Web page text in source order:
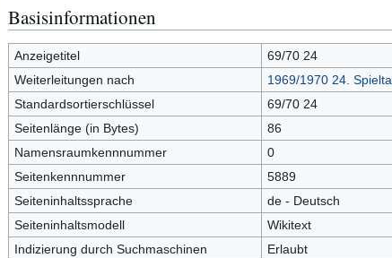
Basisinformationen
Anzeigetitel
69/70 24
Weiterleitungen nach
1969/1970 24.
Standardsortierschlüssel
69/70 24
Seitenlänge (in Bytes)
86
Namensraumkennnummer
0
Seitenkennnummer
5889
Seiteninhaltssprache
de - Deutsch
Seiteninhaltsmodell
Wikitext
Indizierung durch Suchmaschinen
Erlaubt